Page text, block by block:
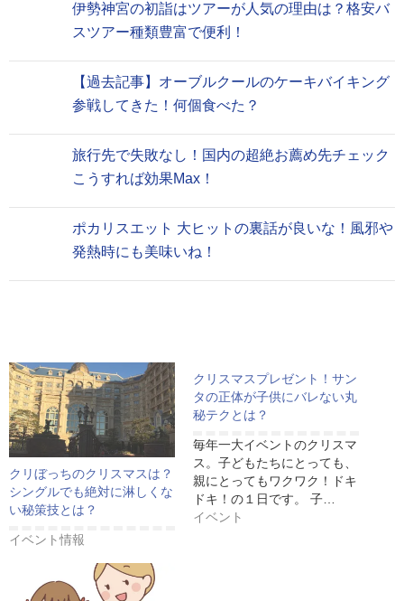
伊勢神宮の初詣はツアーが人気の理由は？格安バ
スツアー種類豊富で便利！
【過去記事】オーブルクールのケーキバイキング
参戦してきた！何個食べた？
旅行先で失敗なし！国内の超絶お薦め先チェック
こうすれば効果Max！
ポカリスエット 大ヒットの裏話が良いな！風邪や
発熱時にも美味いね！
クリぼっちのクリスマスは？
シングルでも絶対に淋しくな
い秘策技とは？
イベント情報
クリスマスプレゼント！サン
タの正体が子供にバレない丸
秘テクとは？
毎年一大イベントのクリスマ
ス。子どもたちにとっても、
親にとってもワクワク！ドキ
ドキ！の１日です。 子…
イベント